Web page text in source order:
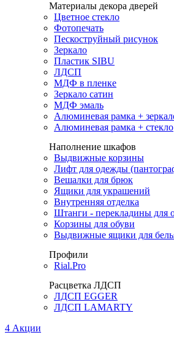
Материалы декора дверей
Цветное стекло
Фотопечать
Пескоструйный рисунок
Зеркало
Пластик SIBU
ЛДСП
МДФ в пленке
Зеркало сатин
МДФ эмаль
Алюминевая рамка +
Алюминевая рамка + стекло
Наполнение шкафов
Выдвижные корзины
Лифт для одежды
Вешалки для брюк
Ящики для украшений
Внутренняя отделка
Штанги - перекладины для
Корзины для обуви
Выдвижные ящики для
Профили
Rial.Pro
Расцветка ЛДСП
ЛДСП EGGER
ЛДСП LAMARTY
4 Акции